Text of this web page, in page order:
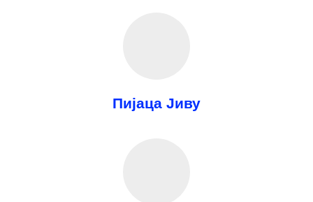
Пијаца Јиву